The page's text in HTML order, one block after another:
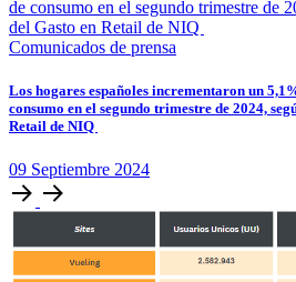
Comunicados de prensa
Los hogares españoles incrementaron un
consumo en el segundo trimestre de 2024,
Retail de NIQ
09 Septiembre 2024